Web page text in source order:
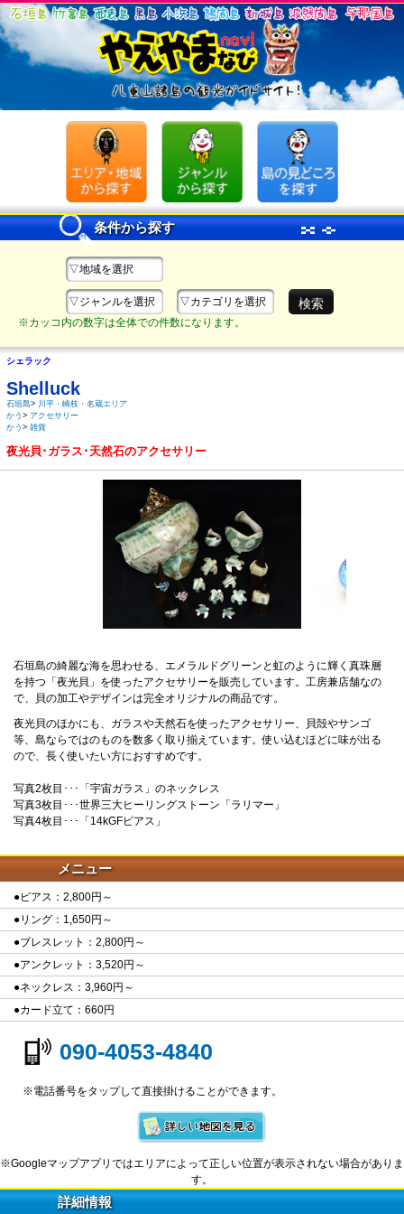
条件から探す
▽地域を選択
▽ジャンルを選択
▽カテゴリを選択
※カッコ内の数字は全体での件数になります。
シェラック
Shelluck
石垣島> 川平・崎枝・名蔵エリア
かう > アクセサリー
かう > 雑貨
夜光貝･ガラス･天然石のアクセサリー
石垣島の綺麗な海を思わせる、エメラルドグリーンと虹のように輝く真珠層
を持つ「夜光貝」を使ったアクセサリーを販売しています。工房兼店舗なの
で、貝の加工やデザインは完全オリジナルの商品です。
夜光貝のほかにも、ガラスや天然石を使ったアクセサリー、貝殻やサンゴ
等、島ならではのものを数多く取り揃えています。使い込むほどに味が出る
ので、長く使いたい方におすすめです。
写真2枚目･･･「宇宙ガラス」のネックレス
写真3枚目･･･世界三大ヒーリングストーン「ラリマー」
写真4枚目･･･「14kGFピアス」
メニュー
●ピアス：2,800円～
●リング：1,650円～
●ブレスレット：2,800円～
●アンクレット：3,520円～
●ネックレス：3,960円～
●カード立て：660円
090-4053-4840
※電話番号をタップして直接掛けることができます。
※Googleマップアプリではエリアによって正しい位置が表示されない場合がありま
す。
詳細情報